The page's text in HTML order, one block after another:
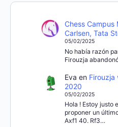
Chess Campus
Carlsen, Tata
05/02/2025
No había razón
Firouzja
Eva en Firouzja
2020
05/02/2025
Hola ! Estoy justo
proponer un
Axf1 40. Rf3…